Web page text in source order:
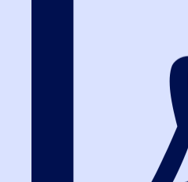
Накопленный опыт и экспертиза
предпринимательство: можно
консалтинговое агентство по
заниматься аудитом закупочной
передавать знания, обучая новых
образование в области 223-ФЗ
финансовой независимости и
сообществе. В условиях
карьерные перспективы в этой